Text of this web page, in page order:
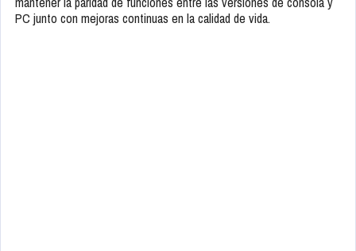
PC junto con mejoras continuas en la calidad de vida.